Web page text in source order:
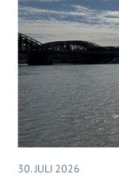
30. JULI 2026